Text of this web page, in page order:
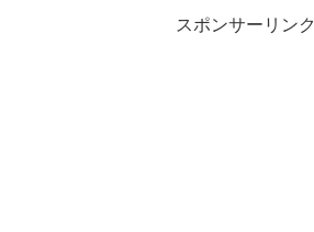
スポンサーリンク